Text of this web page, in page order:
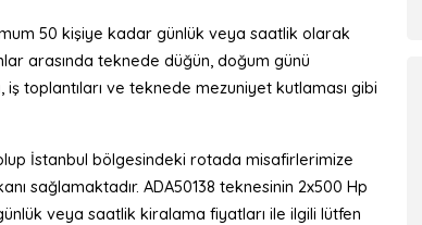
50 kişiye kadar günlük veya saatlik olarak
arasında teknede düğün, doğum günü
toplantıları ve teknede mezuniyet kutlaması gibi
İstanbul bölgesindeki rotada misafirlerimize
sağlamaktadır. ADA50138 teknesinin 2x500 Hp
veya saatlik kiralama fiyatları ile ilgili lütfen